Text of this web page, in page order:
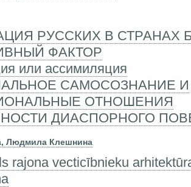
РУССКИХ В СТРАНАХ
ФАКТОР
или ассимиляция
САМОСОЗНАНИЕ И
ОТНОШЕНИЯ
ДИАСПОРНОГО
Людмила Клешнина
rajona vecticībnieku